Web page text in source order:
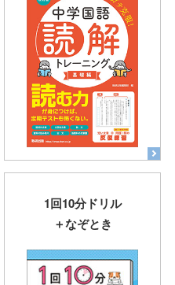
1回10分ドリル
＋なぞとき